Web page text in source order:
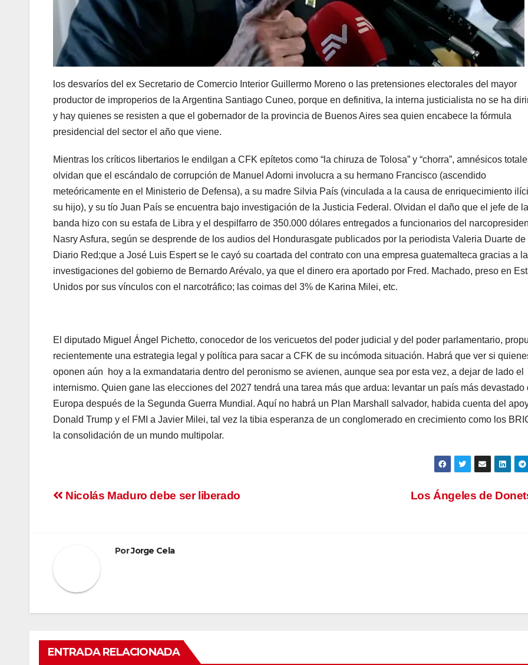
los desvaríos del ex Secretario de Comercio Interior Guillermo Moreno o las pretensiones electorales del mayor
productor de improperios de la Argentina Santiago Cuneo, porque en definitiva, la interna justicialista no se ha
y hay quienes se resisten a que el gobernador de la provincia de Buenos Aires sea quien encabece la fórmula
presidencial del sector el año que viene.
Mientras los críticos libertarios le endilgan a CFK epítetos como “la chiruza de Tolosa” y “chorra”, amnésicos
olvidan que el escándalo de corrupción de Manuel Adorni involucra a su hermano Francisco (ascendido
meteóricamente en el Ministerio de Defensa), a su madre Silvia País (vinculada a la causa de enriquecimiento
su hijo), y su tío Juan País se encuentra bajo investigación de la Justicia Federal. Olvidan el daño que el jefe de la
banda hizo con su estafa de Libra y el despilfarro de 350.000 dólares entregados a funcionarios del
Nasry Asfura, según se desprende de los audios del Hondurasgate publicados por la periodista Valeria Duarte de
Diario Red;que a José Luis Espert se le cayó su coartada del contrato con una empresa guatemalteca gracias a
investigaciones del gobierno de Bernardo Arévalo, ya que el dinero era aportado por Fred. Machado, preso en
Unidos por sus vínculos con el narcotráfico; las coimas del 3% de Karina Milei, etc.
El diputado Miguel Ángel Pichetto, conocedor de los vericuetos del poder judicial y del poder parlamentario,
recientemente una estrategia legal y política para sacar a CFK de su incómoda situación. Habrá que ver si
oponen aún hoy a la exmandataria dentro del peronismo se avienen, aunque sea por esta vez, a dejar de lado el
internismo. Quien gane las elecciones del 2027 tendrá una tarea más que ardua: levantar un país más devastado
Europa después de la Segunda Guerra Mundial. Aquí no habrá un Plan Marshall salvador, habida cuenta del
Donald Trump y el FMI a Javier Milei, tal vez la tibia esperanza de un conglomerado en crecimiento como los
la consolidación de un mundo multipolar.
Navegación
entradas
Los Ángeles de
Nicolás Maduro debe ser liberado
PorJorge Cela
ENTRADA RELACIONADA